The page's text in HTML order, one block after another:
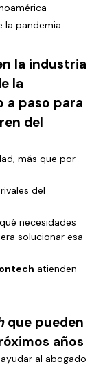
la pandemia
la industria
la
a paso para
del
más que por
del
necesidades
solucionar esa
atienden
que pueden
años
al abogado